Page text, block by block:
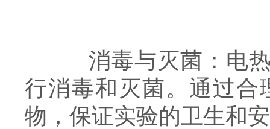
消毒与灭菌：电热
行消毒和灭菌。通过合
物，保证实验的卫生和